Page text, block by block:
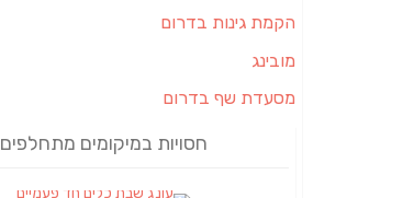
הקמת גינות בדרום
מובינג
מסעדת שף בדרום
חסויות במיקומים מתחלפים